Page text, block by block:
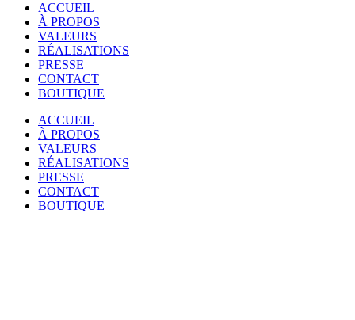
ACCUEIL
À PROPOS
VALEURS
RÉALISATIONS
PRESSE
CONTACT
BOUTIQUE
ACCUEIL
À PROPOS
VALEURS
RÉALISATIONS
PRESSE
CONTACT
BOUTIQUE